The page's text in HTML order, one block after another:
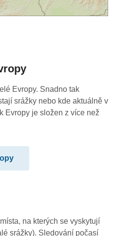
Evropy. Snadno tak
srážky nebo kde aktuálně v
Evropy je složen z více než
na kterých se vyskytují
srážky). Sledování počasí